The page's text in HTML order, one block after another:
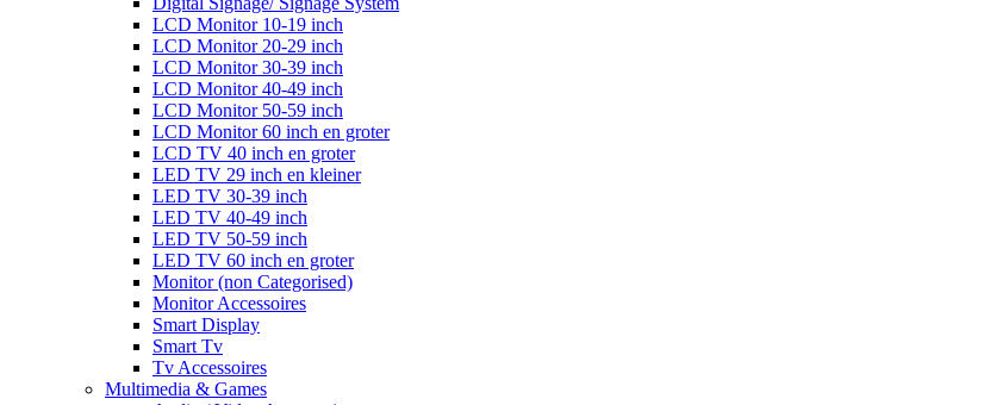
LCD Monitor 10-19 inch
LCD Monitor 20-29 inch
LCD Monitor 30-39 inch
LCD Monitor 40-49 inch
LCD Monitor 50-59 inch
LCD Monitor 60 inch en groter
LCD TV 40 inch en groter
LED TV 29 inch en kleiner
LED TV 30-39 inch
LED TV 40-49 inch
LED TV 50-59 inch
LED TV 60 inch en groter
Monitor (non Categorised)
Monitor Accessoires
Smart Display
Smart Tv
Tv Accessoires
Multimedia & Games